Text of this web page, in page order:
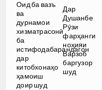
Оид ба вазъ
ва
дурнамои
хизматрасонӣ
ба
истифодабарандагон
дар
китобхонаҳо
ҳамоиш
доир шуд
Дар
Душанбе
Рӯзи
фарҳанги
ноҳияи
Варзоб
баргузор
шуд